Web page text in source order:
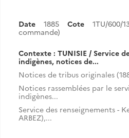
Date 1885 Cote
1TU/600/
commande)
Contexte : TUNISIE / Service
indigènes, notices de...
Notices de tribus originales
Notices rassemblées par le
indigènes...
Service des renseignements -
ARBEZ),...